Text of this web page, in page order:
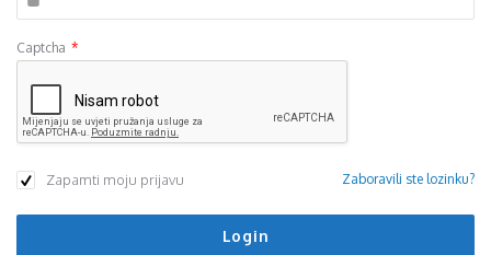
Captcha *
Zapamti moju prijavu Zaboravili ste lozinku?